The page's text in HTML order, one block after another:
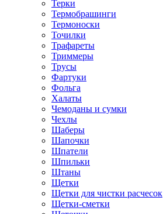
Терки
Термобрашинги
Термоноски
Точилки
Трафареты
Триммеры
Трусы
Фартуки
Фольга
Халаты
Чемоданы и сумки
Чехлы
Шаберы
Шапочки
Шпатели
Шпильки
Штаны
Щетки
Щетки для чистки расчесок
Щетки-сметки